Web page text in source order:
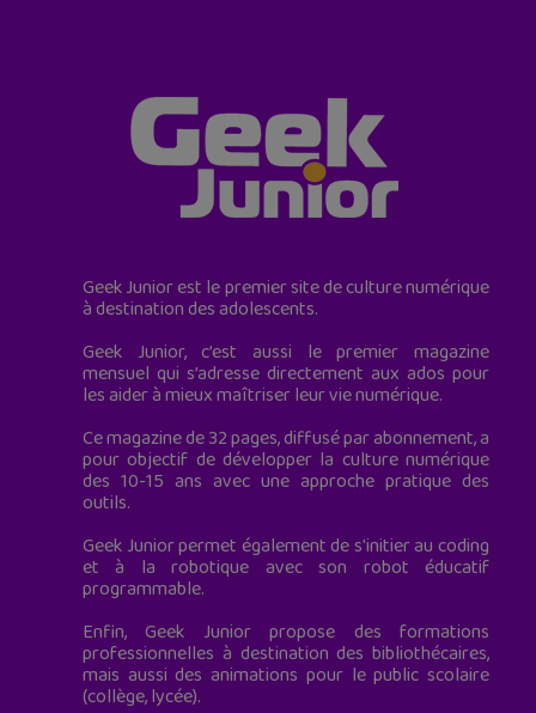
Geek Junior est le premier site de culture numérique
à destination des adolescents.
Geek Junior, c’est aussi le premier magazine
mensuel qui s’adresse directement aux ados pour
les aider à mieux maîtriser leur vie numérique.
Ce magazine de 32 pages, diffusé par abonnement, a
pour objectif de développer la culture numérique
des 10-15 ans avec une approche pratique des
outils.
Geek Junior permet également de s'initier au coding
et à la robotique avec son robot éducatif
programmable.
Enfin, Geek Junior propose des formations
professionnelles à destination des bibliothécaires,
mais aussi des animations pour le public scolaire
(collège, lycée).